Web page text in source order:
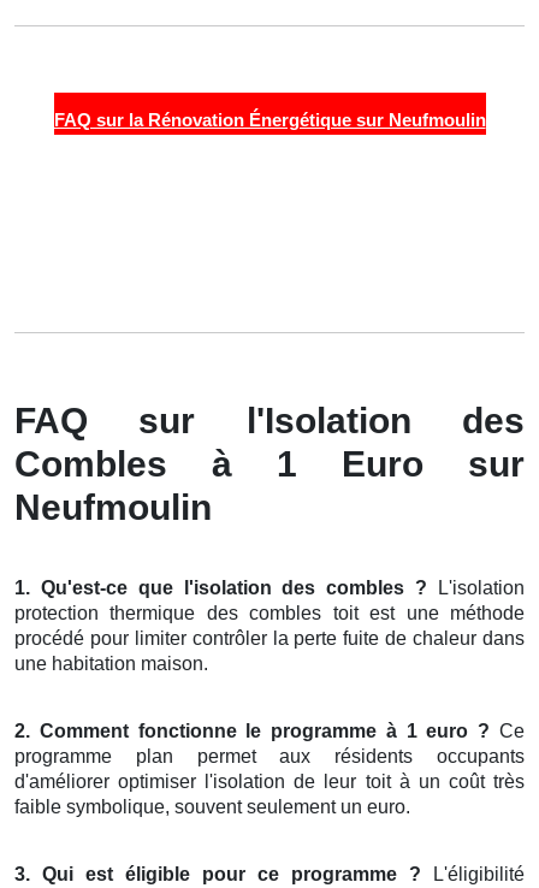
FAQ sur la Rénovation Énergétique sur Neufmoulin
FAQ sur l'Isolation des
Combles à 1 Euro sur
Neufmoulin
1. Qu'est-ce que l'isolation des combles ? L'isolation
protection thermique des combles toit est une méthode
procédé pour limiter contrôler la perte fuite de chaleur dans
une habitation maison.
2. Comment fonctionne le programme à 1 euro ? Ce
programme plan permet aux résidents occupants
d'améliorer optimiser l'isolation de leur toit à un coût très
faible symbolique, souvent seulement un euro.
3. Qui est éligible pour ce programme ? L'éligibilité